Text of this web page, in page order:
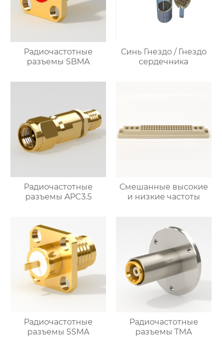
Радиочастотные
разъемы SBMA
Синь Гнездо / Гнездо
сердечника
Радиочастотные
разъемы APC3.5
Смешанные высокие
и низкие частоты
Радиочастотные
разъемы SSMA
Радиочастотные
разъемы TMA